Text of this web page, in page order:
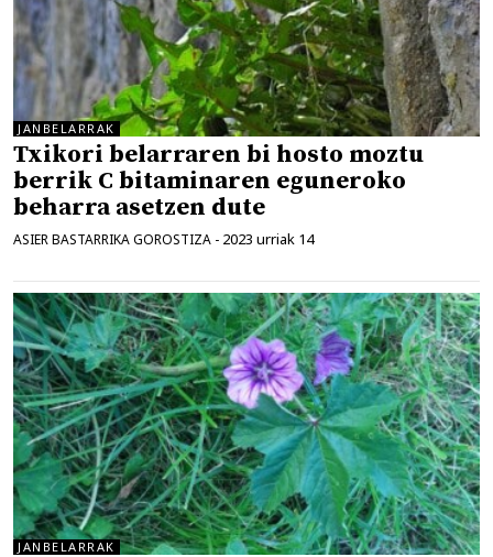
JANBELARRAK
Txikori belarraren bi hosto moztu
berrik C bitaminaren eguneroko
beharra asetzen dute
ASIER BASTARRIKA GOROSTIZA - 2023 urriak 14
JANBELARRAK